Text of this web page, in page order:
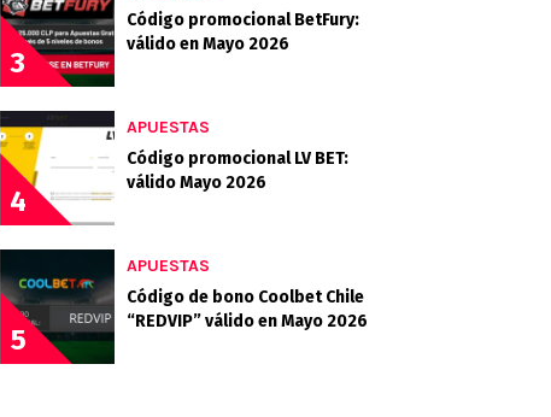
3
Código promocional BetFury:
válido en Mayo 2026
4
APUESTAS
Código promocional LV BET:
válido Mayo 2026
5
APUESTAS
Código de bono Coolbet Chile
“REDVIP” válido en Mayo 2026